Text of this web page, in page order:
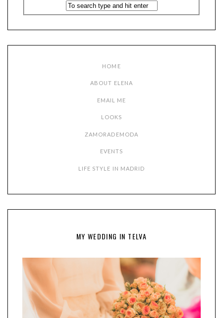
HOME
ABOUT ELENA
EMAIL ME
LOOKS
ZAMORADEMODA
EVENTS
LIFE STYLE IN MADRID
MY WEDDING IN TELVA